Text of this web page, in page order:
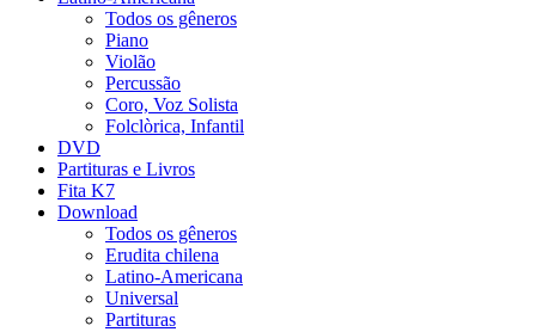
Todos os gêneros
Piano
Violão
Percussão
Coro, Voz Solista
Folclòrica, Infantil
DVD
Partituras e Livros
Fita K7
Download
Todos os gêneros
Erudita chilena
Latino-Americana
Universal
Partituras